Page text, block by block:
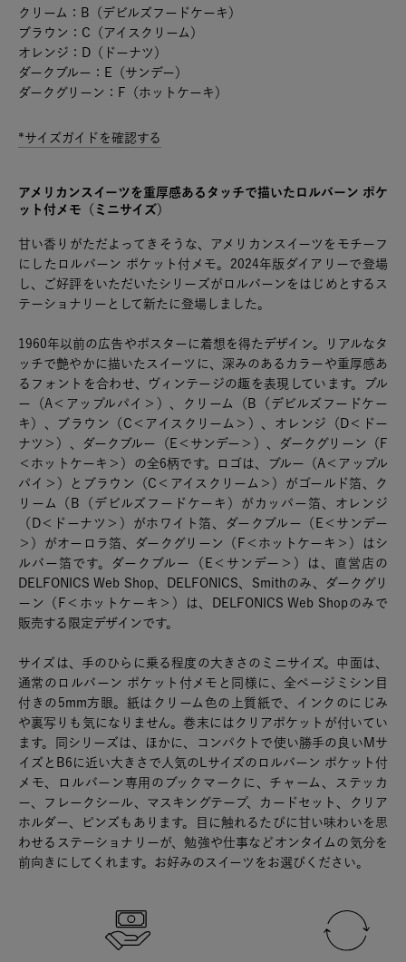
クリーム：B（デビルズフードケーキ）
ブラウン：C（アイスクリーム）
オレンジ：D（ドーナツ）
ダークブルー：E（サンデー）
ダークグリーン：F（ホットケーキ）
*サイズガイドを確認する
アメリカンスイーツを重厚感あるタッチで描いたロルバーン ポケ
ット付メモ（ミニサイズ）
甘い香りがただよってきそうな、アメリカンスイーツをモチーフ
にしたロルバーン ポケット付メモ。2024年版ダイアリーで登場
し、ご好評をいただいたシリーズがロルバーンをはじめとするス
テーショナリーとして新たに登場しました。
1960年以前の広告やポスターに着想を得たデザイン。リアルなタ
ッチで艶やかに描いたスイーツに、深みのあるカラーや重厚感あ
るフォントを合わせ、ヴィンテージの趣を表現しています。ブル
ー（A＜アップルパイ＞）、クリーム（B（デビルズフードケー
キ）、ブラウン（C＜アイスクリーム＞）、オレンジ（D＜ドー
ナツ＞）、ダークブルー（E＜サンデー＞）、ダークグリーン（F
＜ホットケーキ＞）の全6柄です。ロゴは、ブルー（A＜アップル
パイ＞）とブラウン（C＜アイスクリーム＞）がゴールド箔、ク
リーム（B（デビルズフードケーキ）がカッパー箔、オレンジ
（D＜ドーナツ＞）がホワイト箔、ダークブルー（E＜サンデー
＞）がオーロラ箔、ダークグリーン（F＜ホットケーキ＞）はシ
ルバー箔です。ダークブルー（E＜サンデー＞）は、直営店の
DELFONICS Web Shop、DELFONICS、Smithのみ、ダークグリ
ーン（F＜ホットケーキ＞）は、DELFONICS Web Shopのみで
販売する限定デザインです。
サイズは、手のひらに乗る程度の大きさのミニサイズ。中面は、
通常のロルバーン ポケット付メモと同様に、全ページミシン目
付きの5mm方眼。紙はクリーム色の上質紙で、インクのにじみ
や裏写りも気になりません。巻末にはクリアポケットが付いてい
ます。同シリーズは、ほかに、コンパクトで使い勝手の良いMサ
イズとB6に近い大きさで人気のLサイズのロルバーン ポケット付
メモ、ロルバーン専用のブックマークに、チャーム、ステッカ
ー、フレークシール、マスキングテープ、カードセット、クリア
ホルダー、ピンズもあります。目に触れるたびに甘い味わいを思
わせるステーショナリーが、勉強や仕事などオンタイムの気分を
前向きにしてくれます。お好みのスイーツをお選びください。